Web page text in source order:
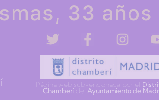
33
Página web subvencionada por el
Chamberí delAyuntamiento de